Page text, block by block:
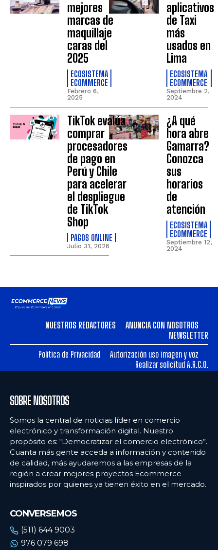
mejores
marcas de
maquillaje
caras del
2025
ECOSISTEMA
ECOMMERCE
Febrero 6,
2025
aplicativos
de Taxi
más
usados en
Lima
ECOSISTEMA
ECOMMERCE
Septiembre 2,
2024
TikTok evalúa
comprar
procesadores
de pago en
Perú y Chile
para acelerar
el despliegue
de TikTok
Shop
PAGOS ONLINE
Julio 31, 2026
¿A qué
hora abre
Gamarra?
Conozca
sus
horarios
de
atención
ECOSISTEMA
ECOMMERCE
Septiembre 12,
2024
NUESTROS REDACTORES
ANUNCIA CON NOSOTROS
NEWSLETTER
Política de Privacidad
Autorización uso imagen y voz
Realizar solicitud A.R.C.O.
SOBRE NOSOTROS
Somos la central de noticias líder en comercio
electrónico y transformación digital. Nuestro
propósito es: “Democratizar el comercio electrónico”.
Cuanta más gente acceda a información y contenido
de calidad, más ayudaremos a las empresas de la
región a crear mejores proyectos Ecommerce
inspirados por quienes ya tienen éxito en el mercado.
CONVERSEMOS
(511) 644 9003
976 079 698